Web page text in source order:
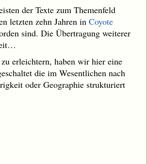
der Texte zum Themenfeld
letzten zehn Jahren inCoyote
sind. Die Übertragung weiterer
erleichtern, haben wir hier eine
die im Wesentlichen nach
oder Geographie strukturiert